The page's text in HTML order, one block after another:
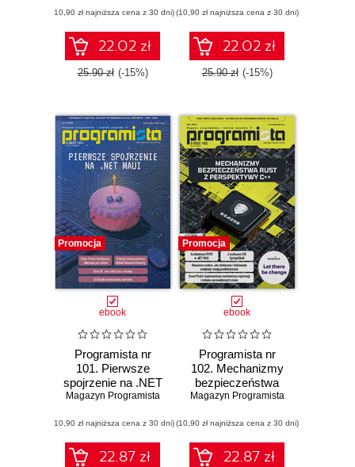
interfejsów
użytkownika
(10,90 zł najniższa cena z 30 dni)
22.02 zł
25.90 zł (-15%)
(10,90 zł najniższa cena z 30 dni)
22.02 zł
25.90 zł (-15%)
Promocja
ebook
Programista nr
101. Pierwsze
spojrzenie na .NET
MAUI
Magazyn Programista
(10,90 zł najniższa cena z 30 dni)
22.87 zł
Promocja
ebook
Programista nr
102. Mechanizmy
bezpieczeństwa
Rust z
Magazyn Programista
(10,90 zł najniższa cena z 30 dni)
22.87 zł